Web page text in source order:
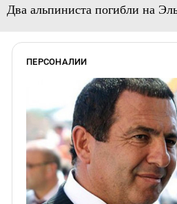
Два альпиниста погибли на
ПЕРСОНАЛИИ